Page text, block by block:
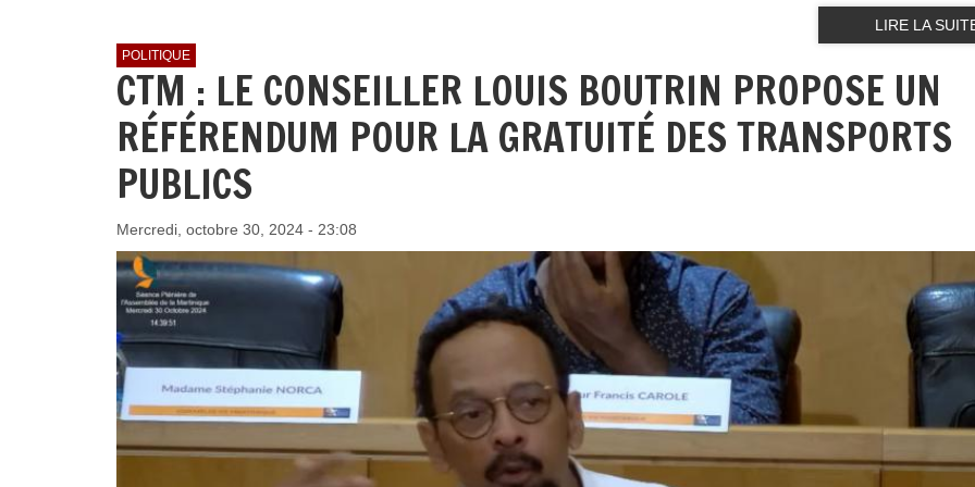
LIRE LA
POLITIQUE
CTM : LE CONSEILLER LOUIS BOUTRIN PROPOSE UN
RÉFÉRENDUM POUR LA GRATUITÉ DES TRANSPORTS
PUBLICS
Mercredi, octobre 30, 2024 - 23:08